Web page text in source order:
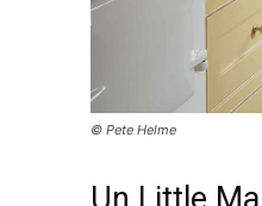
© Pete Helme